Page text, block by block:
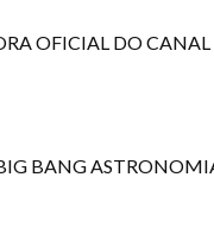
OFICIAL DO CANAL
BANG ASTRONOMIA